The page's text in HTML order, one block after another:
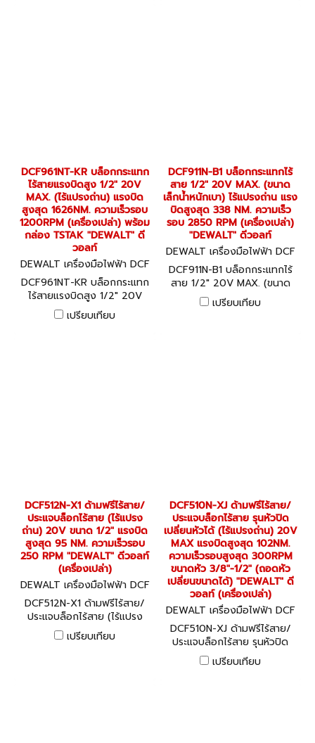
DCF961NT-KR บล็อกกระแทก
ไร้สายแรงบิดสูง 1/2" 20V
MAX. (ไร้แปรงถ่าน) แรงบิด
สูงสุด 1626NM. ความเร็วรอบ
1200RPM (เครื่องเปล่า) พร้อม
กล่อง TSTAK "DEWALT" ดี
วอลท์
DEWALT เครื่องมือไฟฟ้า DCF
961NT-KR
DCF961NT-KR บล็อกกระแทก
ไร้สายแรงบิดสูง 1/2" 20V
MAX. (ไร้แปรงถ่าน) แรงบิด
สูงสุด 1626NM. ความเร็วรอบ
เปรียบเทียบ
DCF911N-B1 บล็อกกระแทกไร้
สาย 1/2" 20V MAX. (ขนาด
เล็กน้ำหนักเบา) ไร้แปรงถ่าน แรง
บิดสูงสุด 338 NM. ความเร็ว
รอบ 2850 RPM (เครื่องเปล่า)
"DEWALT" ดีวอลท์
DEWALT เครื่องมือไฟฟ้า DCF
911N-B1
DCF911N-B1 บล็อกกระแทกไร้
สาย 1/2" 20V MAX. (ขนาด
เล็กน้ำหนักเบา) ไร้แปรงถ่าน แรง
บิดสูงสุด 338 NM. ความเร็ว
เปรียบเทียบ
DCF512N-X1 ด้ามฟรีไร้สาย/
ประแจบล็อกไร้สาย (ไร้แปรง
ถ่าน) 20V ขนาด 1/2" แรงบิด
สูงสุด 95 NM. ความเร็วรอบ
250 RPM "DEWALT" ดีวอลท์
(เครื่องเปล่า)
DEWALT เครื่องมือไฟฟ้า DCF
512N-X1
DCF512N-X1 ด้ามฟรีไร้สาย/
ประแจบล็อกไร้สาย (ไร้แปรง
ถ่าน) 20V ขนาด 1/2" แรงบิด
สูงสุด 95 NM. ความเร็วรอบ
เปรียบเทียบ
DCF510N-XJ ด้ามฟรีไร้สาย/
ประแจบล็อกไร้สาย รุนหัวปิด
เปลี่ยนหัวได้ (ไร้แปรงถ่าน) 20V
MAX แรงบิดสูงสุด 102NM.
ความเร็วรอบสูงสุด 300RPM
ขนาดหัว 3/8"-1/2" (ถอดหัว
เปลี่ยนขนาดได้) "DEWALT" ดี
วอลท์ (เครื่องเปล่า)
DEWALT เครื่องมือไฟฟ้า DCF
510N-XJ
DCF510N-XJ ด้ามฟรีไร้สาย/
ประแจบล็อกไร้สาย รุนหัวปิด
เปลี่ยนหัวได้ (ไร้แปรงถ่าน) 20V
MAX แรงบิดสูงสุด 102NM.
เปรียบเทียบ